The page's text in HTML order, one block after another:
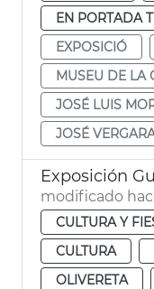
EN PORTADA
EXPOSICIÓ
MUSEU DE LA
JOSÉ LUIS
JOSÉ
modificado
CULTURA Y
CULTURA
OLIVERETA